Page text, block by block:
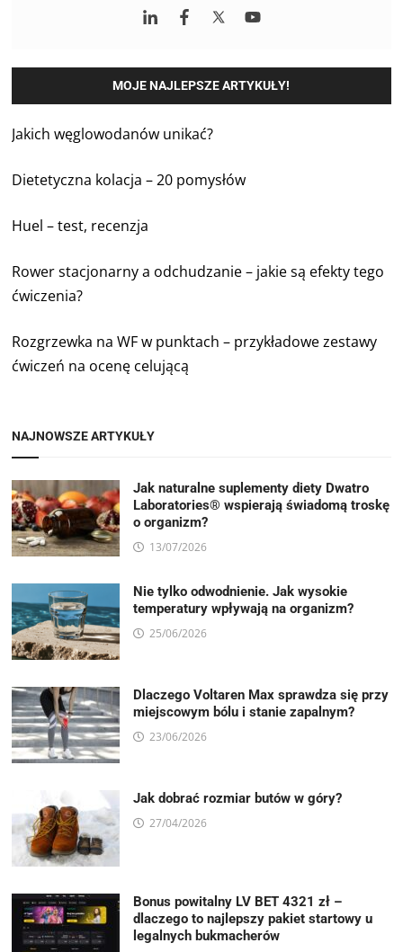
MOJE NAJLEPSZE ARTYKUŁY!
Jakich węglowodanów unikać?
Dietetyczna kolacja – 20 pomysłów
Huel – test, recenzja
Rower stacjonarny a odchudzanie – jakie są efekty tego
ćwiczenia?
Rozgrzewka na WF w punktach – przykładowe zestawy
ćwiczeń na ocenę celującą
NAJNOWSZE ARTYKUŁY
Jak naturalne suplementy diety Dwatro
Laboratories® wspierają świadomą troskę
o organizm?
13/07/2026
Nie tylko odwodnienie. Jak wysokie
temperatury wpływają na organizm?
25/06/2026
Dlaczego Voltaren Max sprawdza się przy
miejscowym bólu i stanie zapalnym?
23/06/2026
Jak dobrać rozmiar butów w góry?
27/04/2026
Bonus powitalny LV BET 4321 zł –
dlaczego to najlepszy pakiet startowy u
legalnych bukmacherów